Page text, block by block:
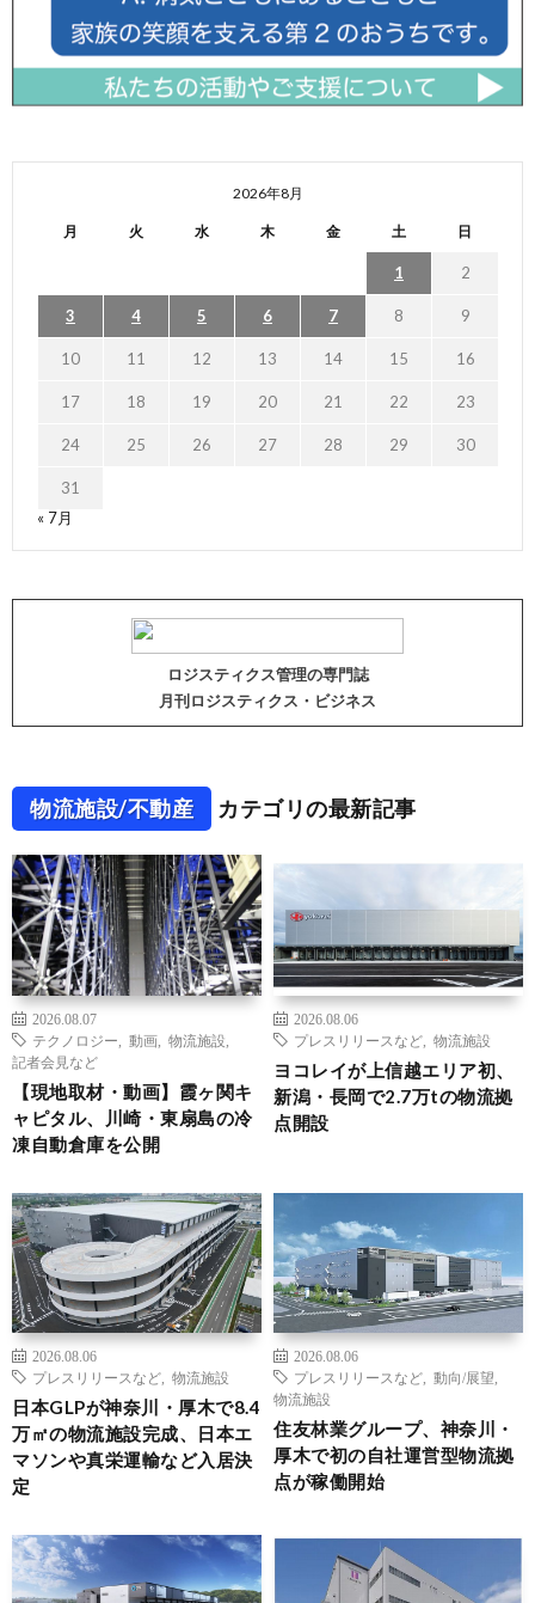
2026年8月
月 火 水 木 金 土 日
1 2
3 4 5 6 7 8 9
10 11 12 13 14 15 16
17 18 19 20 21 22 23
24 25 26 27 28 29 30
31
« 7月
ロジスティクス管理の専門誌
月刊ロジスティクス・ビジネス
物流施設/不動産 カテゴリの最新記事
2026.08.07
テクノロジー
動画 物流施設
記者会見など
【現地取材・動画】霞ヶ関キ
ャピタル、川崎・東扇島の冷
凍自動倉庫を公開
2026.08.06
プレスリリースなど
物流施設
ヨコレイが上信越エリア初、
新潟・長岡で2.7万tの物流拠
点開設
2026.08.06
プレスリリースなど
物流施設
日本GLPが神奈川・厚木で8.4
万㎡の物流施設完成、日本エ
マソンや真栄運輸など入居決
定
2026.08.06
プレスリリースなど
動向/展望
物流施設
住友林業グループ、神奈川・
厚木で初の自社運営型物流拠
点が稼働開始